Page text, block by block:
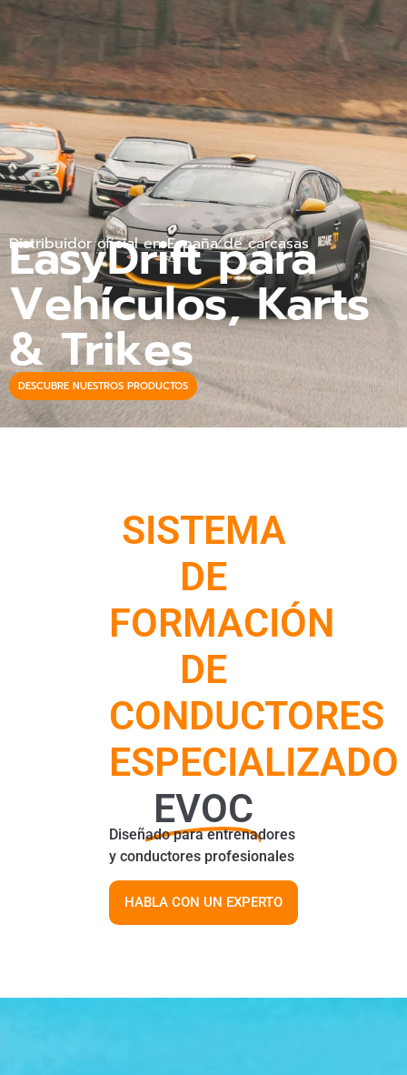
Distribuidor oficial en España de carcasas
EasyDrift para
Vehículos, Karts
& Trikes
DESCUBRE NUESTROS PRODUCTOS
SISTEMA
DE
FORMACIÓN
DE
CONDUCTORES
ESPECIALIZADO
EVOC
Diseñado para entrenadores
y conductores profesionales
HABLA CON UN EXPERTO